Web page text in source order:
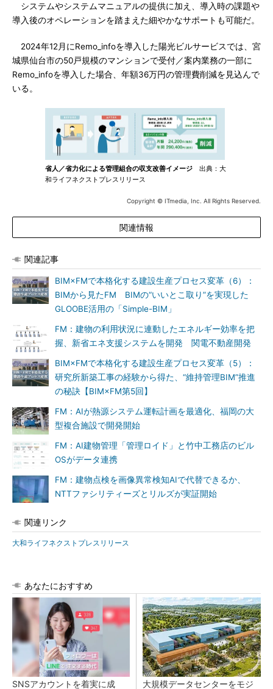
システムやシステムマニュアルの提供に加え、導入時の課題や
導入後のオペレーションを踏まえた細やかなサポートも可能だ。
2024年12月にRemo_infoを導入した陽光ビルサービスでは、宮
城県仙台市の50戸規模のマンションで受付／案内業務の一部に
Remo_infoを導入した場合、年額36万円の管理費削減を見込んで
いる。
省人／省力化による管理組合の収支改善イメージ 出典：大
和ライフネクストプレスリリース
Copyright © ITmedia, Inc. All Rights Reserved.
関連情報
関連記事
BIM×FMで本格化する建設生産プロセス変革（6）：
BIMから見たFM BIMの“いいとこ取り”を実現した
GLOOBE活用の「Simple-BIM」
FM：建物の利用状況に連動したエネルギー効率を把
握、新省エネ支援システムを開発 関電不動産開発
BIM×FMで本格化する建設生産プロセス変革（5）：
研究所新築工事の経験から得た、“維持管理BIM”推進
の秘訣【BIM×FM第5回】
FM：AIが熱源システム運転計画を最適化、福岡の大
型複合施設で開発開始
FM：AI建物管理「管理ロイド」と竹中工務店のビル
OSがデータ連携
FM：建物点検を画像異常検知AIで代替できるか、
NTTファシリティーズとリルズが実証開始
関連リンク
大和ライフネクストプレスリリース
あなたにおすすめ
SNSアカウントを着実に成 大規模データセンターをモジ